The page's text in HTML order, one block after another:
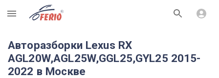
R
Авторазборки Lexus RX
AGL20W,AGL25W,GGL25,GYL25 2015-
2022 в Москве